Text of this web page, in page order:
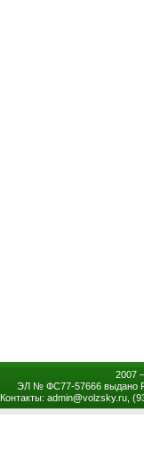
2007
ЭЛ № ФС77-57666 выдано
Контакты: admin@volzsky.ru,